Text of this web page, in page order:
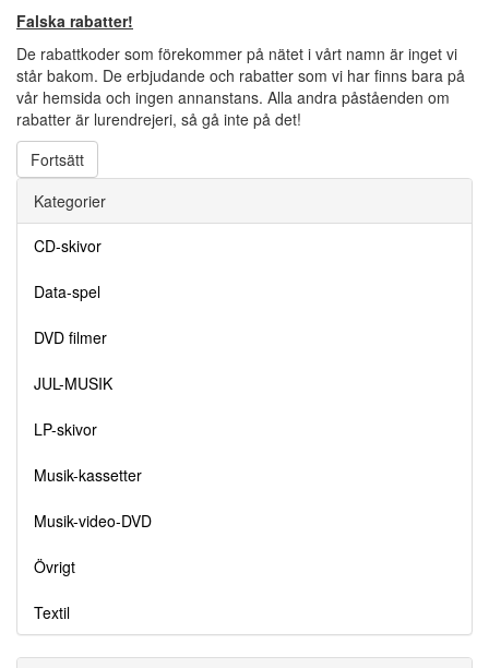
Falska rabatter!
De rabattkoder som förekommer på nätet i vårt namn är inget vi
står bakom. De erbjudande och rabatter som vi har finns bara på
vår hemsida och ingen annanstans. Alla andra påståenden om
rabatter är lurendrejeri, så gå inte på det!
Fortsätt
Kategorier
CD-skivor
Data-spel
DVD filmer
JUL-MUSIK
LP-skivor
Musik-kassetter
Musik-video-DVD
Övrigt
Textil